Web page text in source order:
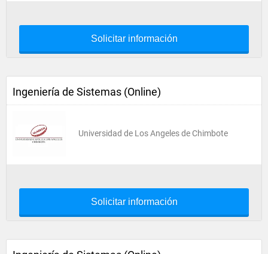
Solicitar información
Ingeniería de Sistemas (Online)
Universidad de Los Angeles de Chimbote
Solicitar información